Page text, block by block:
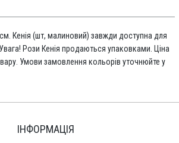
Кенія (шт, малиновий) завжди доступна для
Рози Кенія продаються упаковками. Ціна
Умови замовлення кольорів уточнюйте у
ІНФОРМАЦІЯ